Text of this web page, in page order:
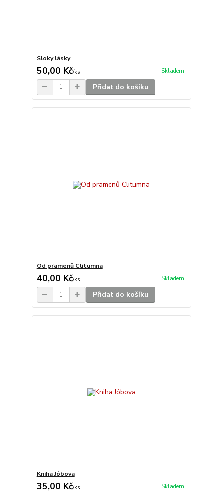
Sloky lásky
50,00 Kč/ks Skladem
Přidat do košíku
Od pramenů Clitumna
40,00 Kč/ks Skladem
Přidat do košíku
Kniha Jóbova
35,00 Kč/ks Skladem